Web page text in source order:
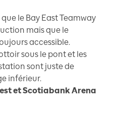
le Bay East Teamway
mais que le
accessible.
sous le pont et les
sont juste de
inférieur.
et Scotiabank Arena